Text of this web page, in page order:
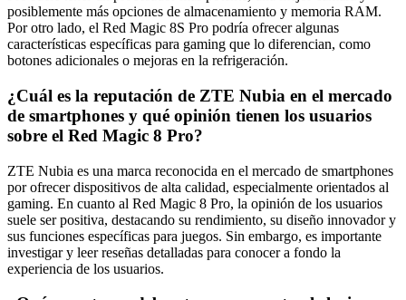
posiblemente más opciones de almacenamiento y memoria RAM.
Por otro lado, el Red Magic 8S Pro podría ofrecer algunas
características específicas para gaming que lo diferencian, como
botones adicionales o mejoras en la refrigeración.
¿Cuál es la reputación de ZTE Nubia en el mercado
de smartphones y qué opinión tienen los usuarios
sobre el Red Magic 8 Pro?
ZTE Nubia es una marca reconocida en el mercado de smartphones
por ofrecer dispositivos de alta calidad, especialmente orientados al
gaming. En cuanto al Red Magic 8 Pro, la opinión de los usuarios
suele ser positiva, destacando su rendimiento, su diseño innovador y
sus funciones específicas para juegos. Sin embargo, es importante
investigar y leer reseñas detalladas para conocer a fondo la
experiencia de los usuarios.